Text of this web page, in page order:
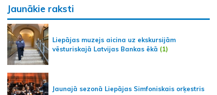
Jaunākie raksti
Liepājas muzejs aicina uz ekskursijām
vēsturiskajā Latvijas Bankas ēkā (1)
Jaunajā sezonā Liepājas Simfoniskais orķestris